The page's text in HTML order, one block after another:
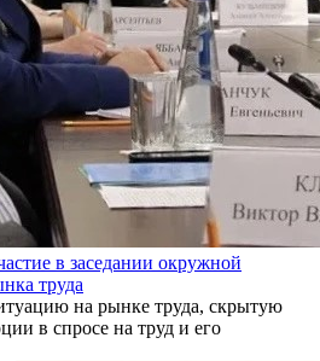
в заседании окружной
труда
на рынке труда, скрытую
в спросе на труд и его